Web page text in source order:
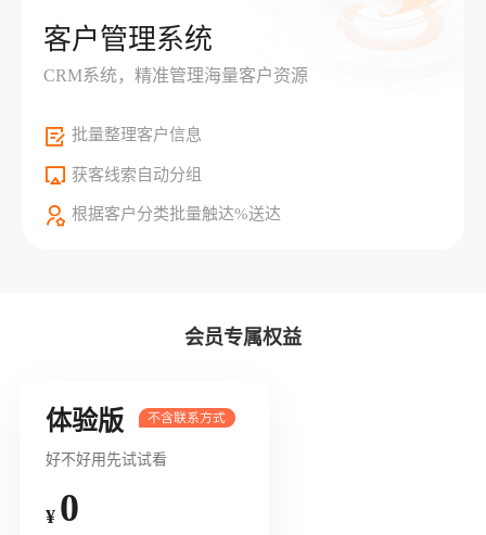
客户管理系统
CRM系统，精准管理海量客户资源
批量整理客户信息
获客线索自动分组
根据客户分类批量触达%送达
会员专属权益
体验版
好不好用先试试看
¥ 0